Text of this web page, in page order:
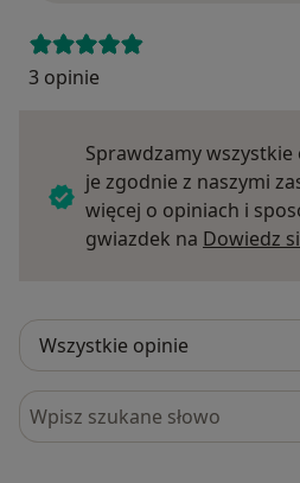
3 opinie
Sprawdzamy
je zgodnie z naszymi
więcej o opiniach i
gwiazdek na Dowiedz
Szukaj w opiniach